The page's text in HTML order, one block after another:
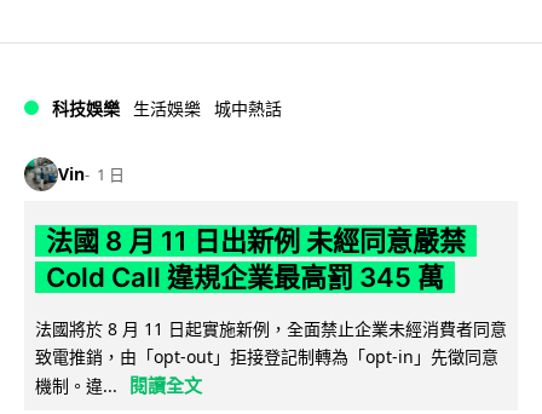
科技娛樂 生活娛樂 城中熱話
Vin 1 日
法國 8 月 11 日出新例 未經同意嚴禁
Cold Call 違規企業最高罰 345 萬
法國將於 8 月 11 日起實施新例，全面禁止企業未經消費者同意
致電推銷，由「opt-out」拒接登記制轉為「opt-in」先徵同意
機制。違...
閱讀全文